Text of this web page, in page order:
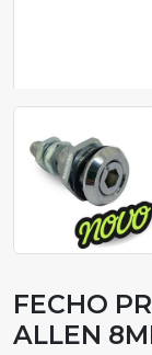
FECHO
ALLEN